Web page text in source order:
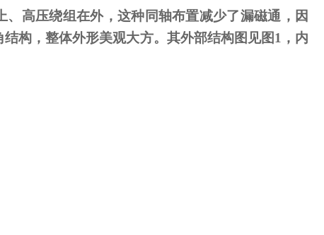
高压绕组在外，这种同轴布置减少了漏磁通，因
构，整体外形美观大方。其外部结构图见图1 ，内